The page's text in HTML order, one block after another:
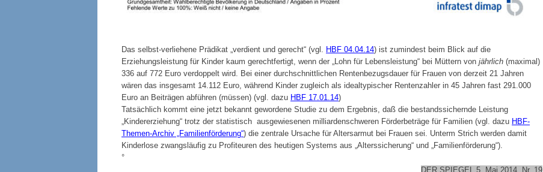
Das selbst-verliehene Prädikat „verdient und gerecht“ (vgl. HBF 04.04.14) ist zumindest beim Blick auf die
Erziehungsleistung für Kinder kaum gerechtfertigt, wenn der „Lohn für Lebensleistung“ bei Müttern von jährlich (maximal)
336 auf 772 Euro verdoppelt wird. Bei einer durchschnittlichen Rentenbezugsdauer für Frauen von derzeit 21 Jahren
wären das insgesamt 14.112 Euro, während Kinder zugleich als idealtypischer Rentenzahler in 45 Jahren fast 291.000
Euro an Beiträgen abführen (müssen) (vgl. dazu HBF 17.01.14)
Tatsächlich kommt eine jetzt bekannt gewordene Studie zu dem Ergebnis, daß die bestandssichernde Leistung
„Kindererziehung“ trotz der statistisch ausgewiesenen milliardenschweren Förderbeträge für Familien (vgl. dazu HBF-
Themen-Archiv „Familienförderung“) die zentrale Ursache für Altersarmut bei Frauen sei. Unterm Strich werden damit
Kinderlose zwangsläufig zu Profiteuren des heutigen Systems aus „Alterssicherung“ und „Familienförderung“).
°
DER SPIEGEL 5. Mai 2014, Nr. 19